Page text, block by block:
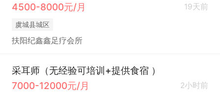
4500-8000元/月
19天前
虞城县城区
扶阳纪鑫鑫足疗会所
采耳师（无经验可培训+提供食宿 ）
7000-12000元/月
2小时前